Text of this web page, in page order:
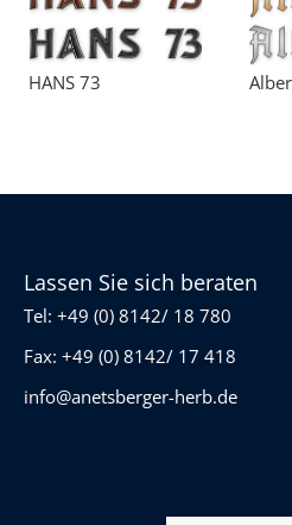
HANS 73
Lassen Sie sich beraten
Tel: +49 (0) 8142/ 18 780
Fax: +49 (0) 8142/ 17 418
info@anetsberger-herb.de